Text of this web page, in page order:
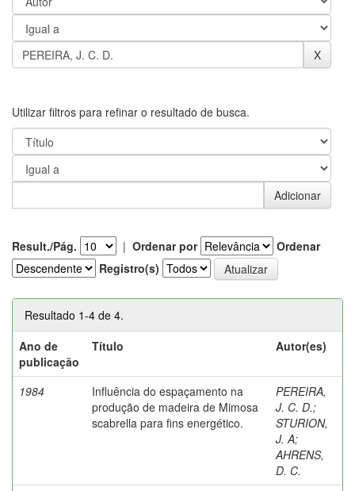
Utilizar filtros para refinar o resultado de busca.
Result./Pág. | Ordenar por
Ordenar
Registro(s)
Resultado 1-4 de 4.
Ano de
publicação
Título Autor(es)
1984
Influência do espaçamento na
produção de madeira de Mimosa
scabrella para fins energético.
PEREIRA,
J. C. D.;
STURION,
J. A;
AHRENS,
D. C.